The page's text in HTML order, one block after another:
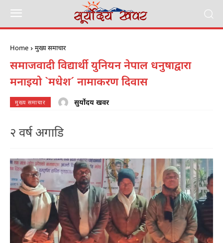
Home मुख्य समाचार
समाजवादी विद्यार्थी युनियन नेपाल धनुषाद्वारा
मनाइयो `मधेश´ नामाकरण दिवास
मुख्य समाचार सुर्योदय खवर
२ वर्ष अगाडि